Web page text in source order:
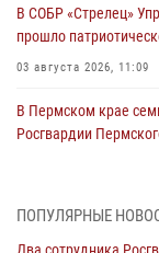
В СОБР «Стрелец»
прошло
03 августа 2026, 11:09
В Пермском крае
Росгвардии
ПОПУЛЯРНЫЕ